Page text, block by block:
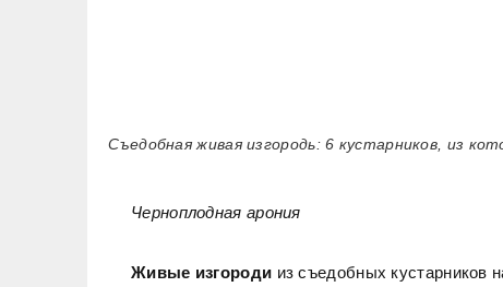
Съедобная живая изгородь: 6 кустарников, из
Черноплодная арония
Живые изгороди из съедобных кустарников